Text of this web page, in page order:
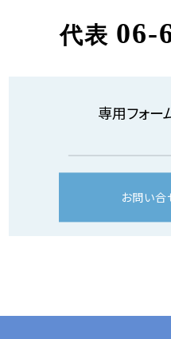
代表 06-
専用フォー
お問い合